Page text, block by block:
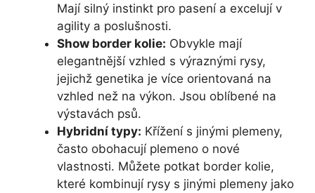
Mají silný instinkt pro pasení a excelují v
agility a poslušnosti.
Show border kolie: Obvykle mají
elegantnější vzhled s výraznými rysy,
jejichž genetika je více orientovaná na
vzhled než na výkon. Jsou oblíbené na
výstavách psů.
Hybridní typy: Křížení s jinými plemeny,
často obohacují plemeno o nové
vlastnosti. Můžete potkat border kolie,
které kombinují rysy s jinými plemeny jako